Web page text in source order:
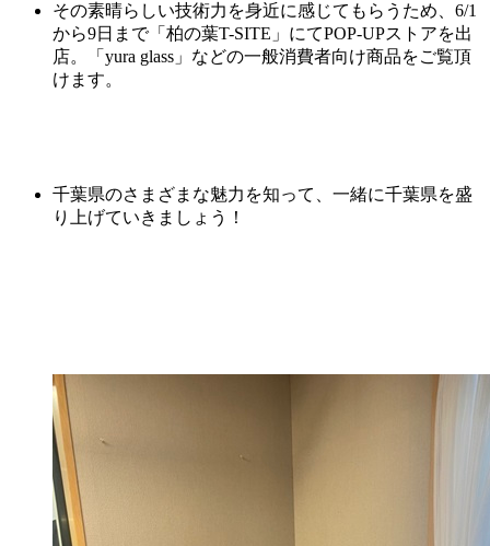
その素晴らしい技術力を身近に感じてもらうため、6/1
から9日まで「柏の葉T-SITE」にてPOP-UPストアを出
店。「yura glass」などの一般消費者向け商品をご覧頂
けます。
千葉県のさまざまな魅力を知って、一緒に千葉県を盛
り上げていきましょう！